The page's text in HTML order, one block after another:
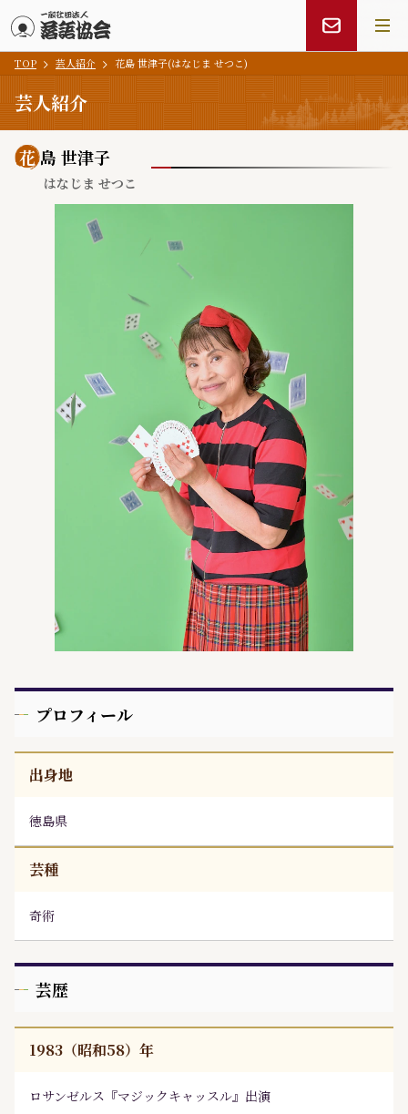
メインコンテンツにスキップ
TOP 芸人紹介 花島 世津子(はなじま せつこ)
芸人紹介
花 島 世津子
はなじま せつこ
プロフィール
出身地
徳島県
芸種
奇術
芸歴
1983（昭和58）年
ロサンゼルス『マジックキャッスル』出演